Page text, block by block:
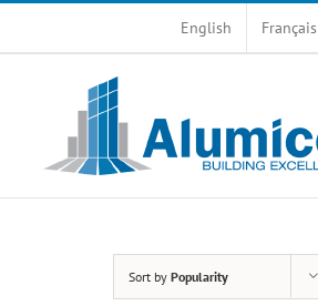
English Français
Sort by Popularity